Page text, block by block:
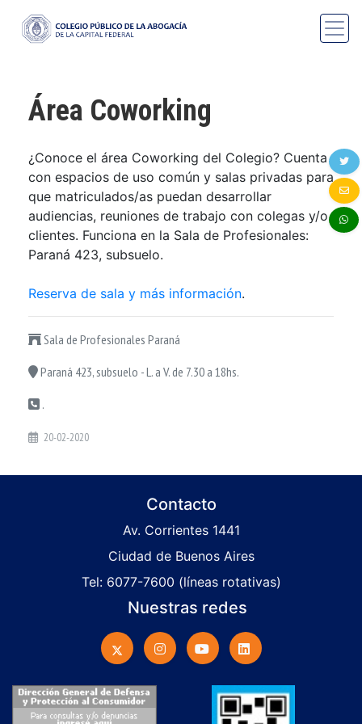
Área Coworking
¿Conoce el área Coworking del Colegio? Cuenta
con espacios de uso común y salas privadas para
que matriculados/as puedan desarrollar
audiencias, reuniones de trabajo con colegas y/o
clientes. Funciona en la Sala de Profesionales:
Paraná 423, subsuelo.
Reserva de sala y más información.
Sala de Profesionales Paraná
Paraná 423, subsuelo - L. a V. de 7.30 a 18hs.
.
20-02-2020
Contacto
Av. Corrientes 1441
Ciudad de Buenos Aires
Tel: 6077-7600 (líneas rotativas)
Nuestras redes